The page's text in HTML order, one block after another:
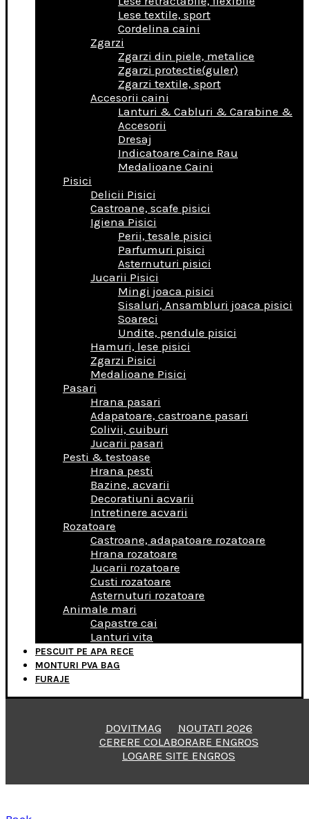
Lese textile, sport
Cordelina caini
Zgarzi
Zgarzi din piele, metalice
Zgarzi protectie(guler)
Zgarzi textile, sport
Accesorii caini
Lanturi & Cabluri & Carabine &
Accesorii
Dresaj
Indicatoare Caine Rau
Medalioane Caini
Pisici
Delicii Pisici
Castroane, scafe pisici
Igiena Pisici
Perii, tesale pisici
Parfumuri pisici
Asternuturi pisici
Jucarii Pisici
Mingi joaca pisici
Sisaluri, Ansambluri joaca pisici
Soareci
Undite, pendule pisici
Hamuri, lese pisici
Zgarzi Pisici
Medalioane Pisici
Pasari
Hrana pasari
Adapatoare, castroane pasari
Colivii, cuiburi
Jucarii pasari
Pesti & testoase
Hrana pesti
Bazine, acvarii
Decoratiuni acvarii
Intretinere acvarii
Rozatoare
Castroane, adapatoare rozatoare
Hrana rozatoare
Jucarii rozatoare
Custi rozatoare
Asternuturi rozatoare
Animale mari
Capastre cai
Lanturi vita
PESCUIT PE APA RECE
MONTURI PVA BAG
FURAJE
DOVITMAG
NOUTATI 2026
CERERE COLABORARE ENGROS
LOGARE SITE ENGROS